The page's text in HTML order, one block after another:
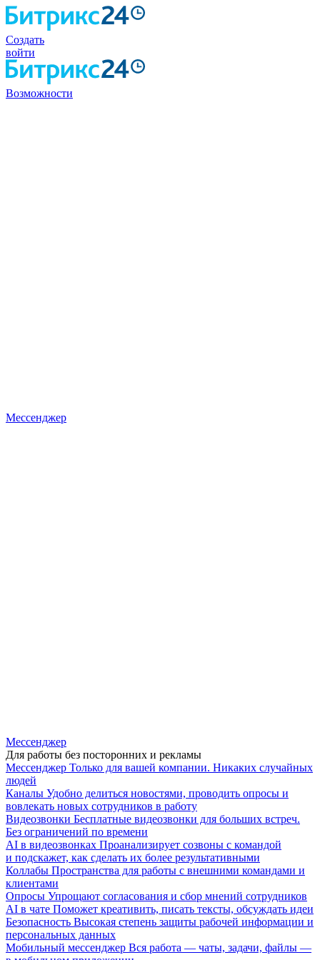
Создать
войти
Возможности
Мессенджер
Мессенджер
Для работы без посторонних и рекламы
Мессенджер Только для вашей компании. Никаких случайных
людей
Каналы Удобно делиться новостями, проводить опросы и
вовлекать новых сотрудников в работу
Видеозвонки Бесплатные видеозвонки для больших встреч.
Без ограничений по времени
AI в видеозвонках Проанализирует созвоны с командой
и подскажет, как сделать их более результативными
Коллабы Пространства для работы с внешними командами и
клиентами
Опросы Упрощают согласования и сбор мнений сотрудников
AI в чате Поможет креативить, писать тексты, обсуждать идеи
Безопасность Высокая степень защиты рабочей информации и
персональных данных
Мобильный мессенджер Вся работа — чаты, задачи, файлы —